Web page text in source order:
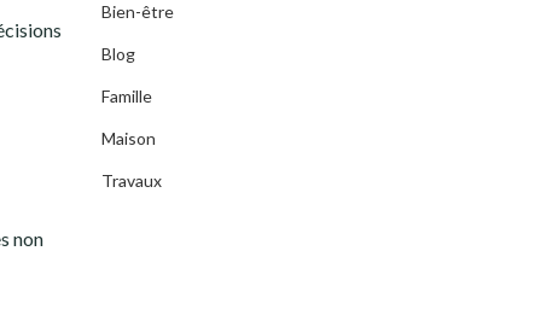
non
Bien-être
Blog
Famille
Maison
Travaux